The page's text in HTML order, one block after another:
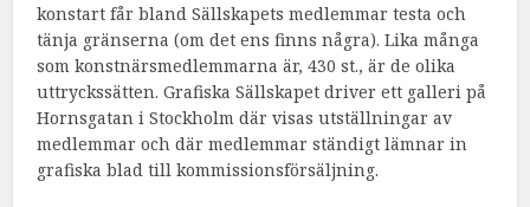
konstart får bland Sällskapets medlemmar testa och
tänja gränserna (om det ens finns några). Lika många
som konstnärsmedlemmarna är, 430 st., är de olika
uttryckssätten. Grafiska Sällskapet driver ett galleri på
Hornsgatan i Stockholm där visas utställningar av
medlemmar och där medlemmar ständigt lämnar in
grafiska blad till kommissionsförsäljning.